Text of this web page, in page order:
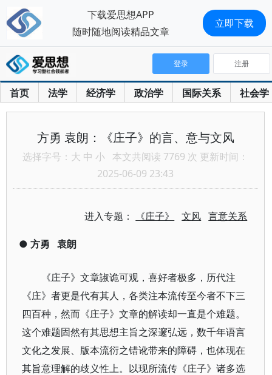
首页 法学 经济学 政治学 国际关系 社会学
登录 注册
方勇 袁朗：《庄子》的言、意与文风
选择字号： 大 中 小 本文共阅读 7769 次 更新时间：
2025-06-09 23:43
进入专题： 《庄子》 文风 言意关系
● 方勇 袁朗
《庄子》文章諔诡可观，喜好者极多，历代注
《庄》者更是代有其人，各类注本流传至今者不下三
四百种，然而《庄子》文章的解读却一直是个难题。
这个难题固然有其思想主旨之深邃弘远，数千年语言
文化之发展、版本流衍之错讹带来的障碍，也体现在
其旨意理解的歧义性上。以现所流传《庄子》诸多选
下载爱思想APP
随时随地阅读精品文章
立即下载